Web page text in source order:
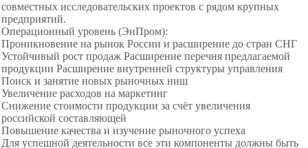
совместных исследовательских проектов с рядом крупных
предприятий.
Операционный уровень (ЭнПром):
Проникновение на рынок России и расширение до стран СНГ
Устойчивый рост продаж Расширение перечня предлагаемой
продукции Расширение внутренней структуры управления
Поиск и занятие новых рыночных ниш
Увеличение расходов на маркетинг
Снижение стоимости продукции за счёт увеличения
российской составляющей
Повышение качества и изучение рыночного успеха
Для успешной деятельности все эти компоненты должны быть